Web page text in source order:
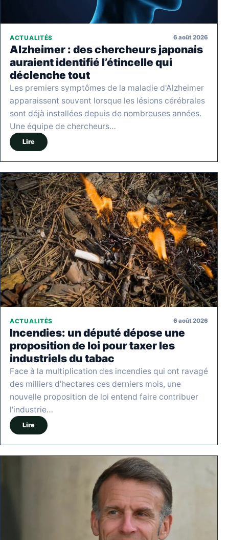
ACTUALITÉS 6 août 2026
Alzheimer : des chercheurs japonais
auraient identifié l’étincelle qui
déclenche tout
Les premiers symptômes de la maladie d'Alzheimer
apparaissent souvent lorsque les lésions cérébrales
sont déjà installées depuis de nombreuses années.
Une équipe de chercheurs…
Lire
ACTUALITÉS 6 août 2026
Incendies: un député dépose une
proposition de loi pour taxer les
industriels du tabac
Face à la multiplication des incendies qui ont ravagé
des milliers d'hectares ces derniers mois, une
nouvelle proposition de loi entend faire contribuer
l'industrie…
Lire